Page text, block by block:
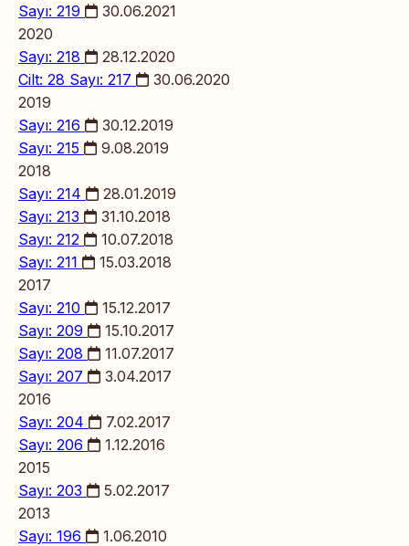
Sayı: 219
30.06.2021
2020
Sayı: 218
28.12.2020
Cilt: 28 Sayı: 217
30.06.2020
2019
Sayı: 216
30.12.2019
Sayı: 215
9.08.2019
2018
Sayı: 214
28.01.2019
Sayı: 213
31.10.2018
Sayı: 212
10.07.2018
Sayı: 211
15.03.2018
2017
Sayı: 210
15.12.2017
Sayı: 209
15.10.2017
Sayı: 208
11.07.2017
Sayı: 207
3.04.2017
2016
Sayı: 204
7.02.2017
Sayı: 206
1.12.2016
2015
Sayı: 203
5.02.2017
2013
Sayı: 196
1.06.2010